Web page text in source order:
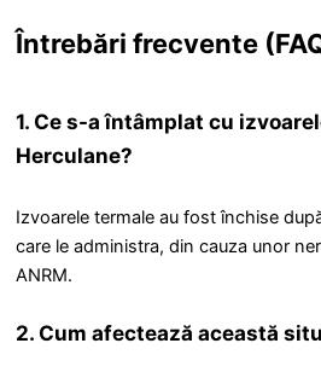
Întrebări frecvente
1. Ce s-a întâmplat cu
Herculane?
Izvoarele termale au fost închise
care le administra, din cauza unor
ANRM.
2. Cum afectează această